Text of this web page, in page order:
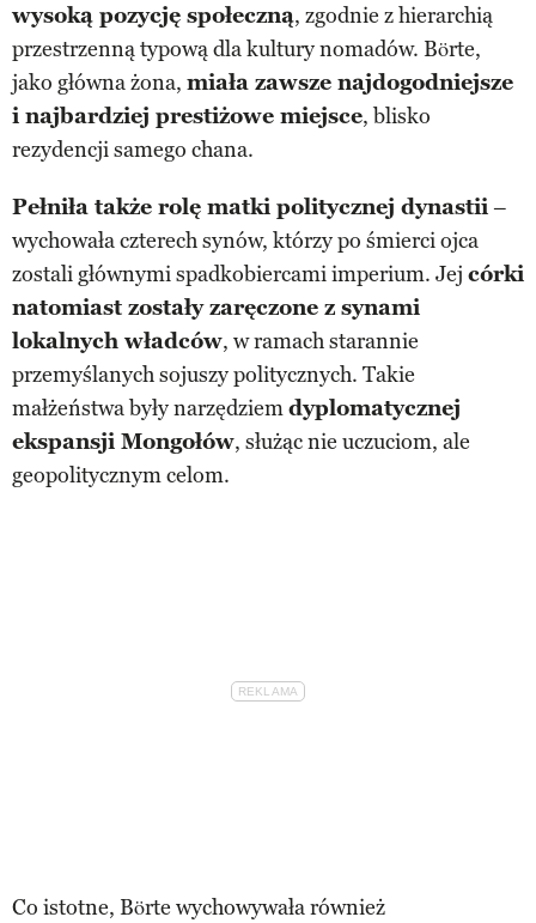
wysoką pozycję społeczną, zgodnie z hierarchią
przestrzenną typową dla kultury nomadów. Börte,
jako główna żona, miała zawsze najdogodniejsze
i najbardziej prestiżowe miejsce, blisko
rezydencji samego chana.
Pełniła także rolę matki politycznej dynastii–
wychowała czterech synów, którzy po śmierci ojca
zostali głównymi spadkobiercami imperium. Jej córki
natomiast zostały zaręczone z synami
lokalnych władców, w ramach starannie
przemyślanych sojuszy politycznych. Takie
małżeństwa były narzędziemdyplomatycznej
ekspansji Mongołów, służąc nie uczuciom, ale
geopolitycznym celom.
Co istotne, Börte wychowywała również